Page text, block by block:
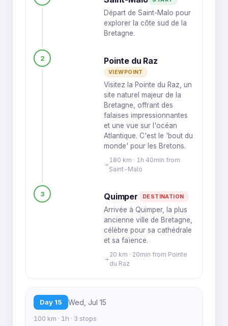
Départ de Saint-Malo pour
explorer la côte sud de la
Bretagne.
2 Pointe du Raz
VIEWPOINT
Visitez la Pointe du Raz, un
site naturel majeur de la
Bretagne, offrant des
falaises impressionnantes
et une vue sur l'océan
Atlantique. C'est le 'bout du
monde' pour les Bretons.
180 km · 1h 40min from
Saint-Malo
3 Quimper DESTINATION
Arrivée à Quimper, la plus
ancienne ville de Bretagne,
célèbre pour sa cathédrale
et sa faïence.
20 km · 20min from Pointe
du Raz
Day 15 Wed, Jul 15
100 km · 1h · 3 stops